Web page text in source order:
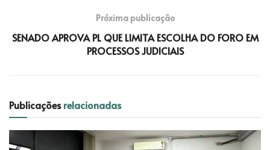
Próxima publicação
SENADO APROVA PL QUE LIMITA ESCOLHA DO FORO EM
PROCESSOS JUDICIAIS
Publicaçõesrelacionadas